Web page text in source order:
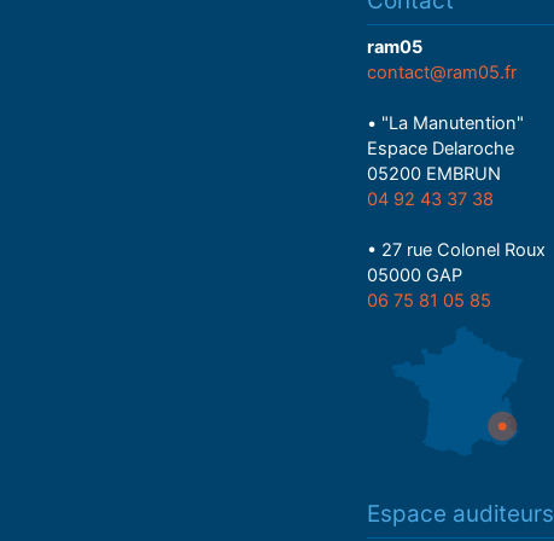
ram05
contact@ram05.fr
• "La Manutention"
Espace Delaroche
05200 EMBRUN
04 92 43 37 38
• 27 rue Colonel Roux
05000 GAP
06 75 81 05 85
Espace auditeurs